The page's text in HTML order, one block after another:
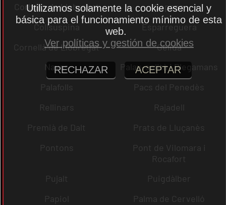
Corbera de Llobregat
Copons
Collsuspina
Esparreguera
Cornellà de Llobregat
Gelida
Navas
Palau-solità i Plegamans
Palafolls
Pacs del Penedès
Rellinars
Rajadell
Premià de Dalt
Prats de Lluçanès
Pontons
Pont de Vilomara i
Rocafort
Pujalt
Puigdàlber
Papiol
Palma de Cervelló
Utilizamos solamente la cookie esencial y
básica para el funcionamiento mínimo de esta
web.
Ver políticas y gestión de cookies
RECHAZAR ACEPTAR